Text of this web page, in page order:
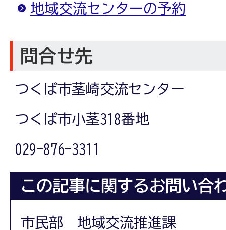
地域交流センターの予約
問合せ先
つくば市茎崎交流センター
つくば市小茎318番地
029-876-3311
この記事に関するお問い合
市民部 地域交流推進課